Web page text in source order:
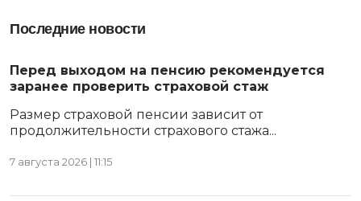
Последние новости
Перед выходом на пенсию рекомендуется
заранее проверить страховой стаж
Размер страховой пенсии зависит от
продолжительности страхового стажа...
7 августа 2026 | 11:15